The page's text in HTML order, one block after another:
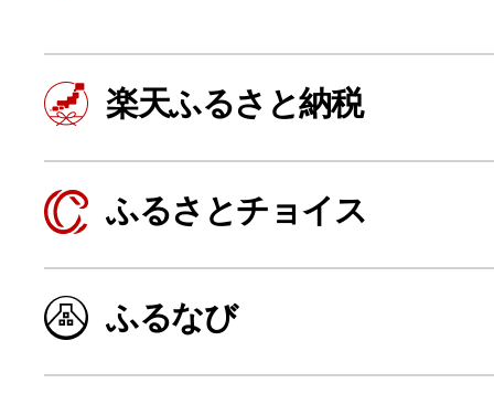
ふるさと納税徹底比較
楽天ふるさと納税
ふるさとチョイス
ふるなび